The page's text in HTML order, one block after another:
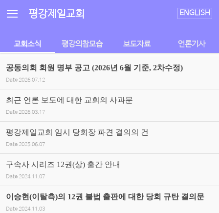
평강제일교회 ENGLISH
교회소식 평강의참모습 보도자료 언론기사
공동의회 회원 명부 공고 (2026년 6월 기준, 2차수정)
Date 2026.07.12
최근 언론 보도에 대한 교회의 사과문
Date 2026.03.17
평강제일교회 임시 당회장 파견 결의의 건
Date 2025.06.07
구속사 시리즈 12권(상) 출간 안내
Date 2024.11.07
이승현(이탈측)의 12권 불법 출판에 대한 당회 규탄 결의문
Date 2024.11.03